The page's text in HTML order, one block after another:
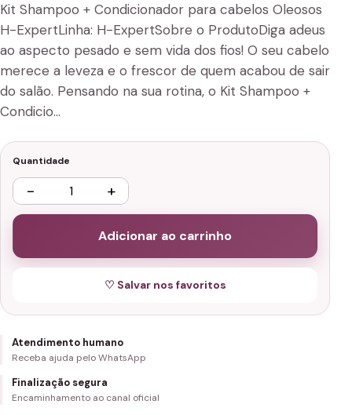
Kit Shampoo + Condicionador para cabelos Oleosos
H-ExpertLinha: H-ExpertSobre o ProdutoDiga adeus
ao aspecto pesado e sem vida dos fios! O seu cabelo
merece a leveza e o frescor de quem acabou de sair
do salão. Pensando na sua rotina, o Kit Shampoo +
Condicio…
Quantidade
− +
Adicionar ao carrinho
♡ Salvar nos favoritos
Atendimento humano
Receba ajuda pelo WhatsApp
Finalização segura
Encaminhamento ao canal oficial